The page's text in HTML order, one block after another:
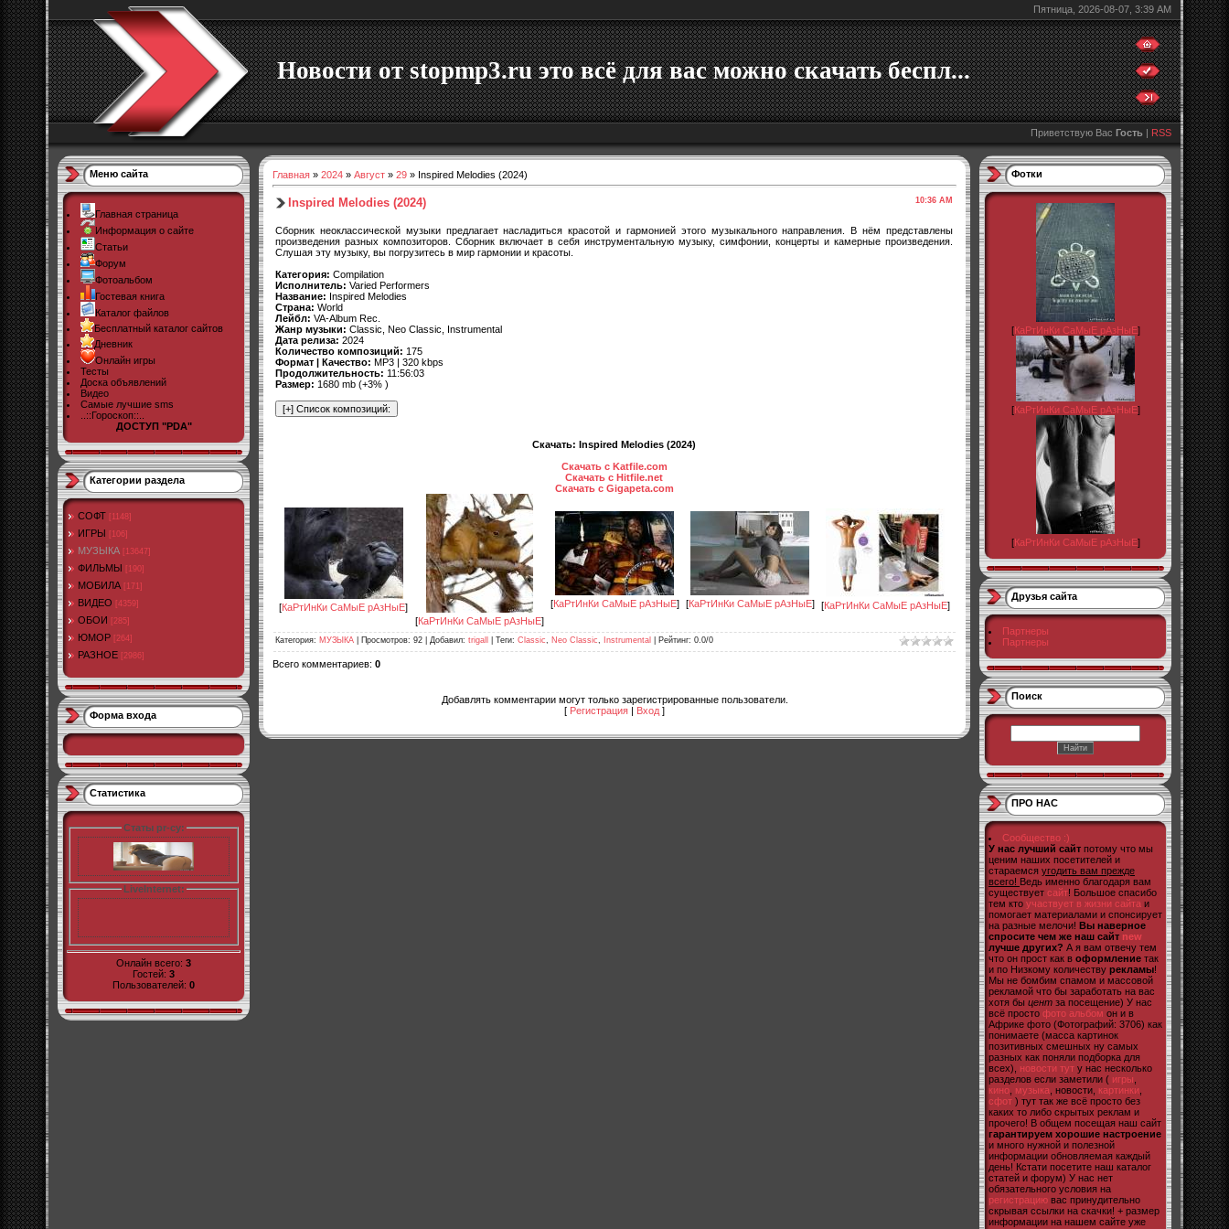
Пятница, 2026-08-07, 3:39 AM
Новости от stopmp3.ru это всё для вас можно скачать беспл...
Приветствую Вас Гость | RSS
Меню сайта
Главная страница
Информация о сайте
Статьи
Форум
Фотоальбом
Гостевая книга
Каталог файлов
Бесплатный каталог сайтов
Дневник
Онлайн игры
Тесты
Доска объявлений
Видео
Самые лучшие sms
..::Гороскоп::..
ДОСТУП "PDA"
Категории раздела
СОФТ [1148]
ИГРЫ [106]
МУЗЫКА [13647]
ФИЛЬМЫ [190]
МОБИЛА [171]
ВИДЕО [4359]
ОБОИ [285]
ЮМОР [264]
РАЗНОЕ [2986]
Форма входа
Статистика
Статы pr-cy:
LiveInternet:
Онлайн всего: 3
Гостей: 3
Пользователей: 0
Главная » 2024 » Август » 29 » Inspired Melodies (2024)
10:36 AM
Inspired Melodies (2024)
Сборник неоклассической музыки предлагает насладиться красотой и гармонией этого музыкального направления. В нём представлены
произведения разных композиторов. Сборник включает в себя инструментальную музыку, симфонии, концерты и камерные произведения.
Слушая эту музыку, вы погрузитесь в мир гармонии и красоты.
Категория: Compilation
Исполнитель: Varied Performers
Название: Inspired Melodies
Страна: World
Лейбл: VA-Album Rec.
Жанр музыки: Classic, Neo Classic, Instrumental
Дата релиза: 2024
Количество композиций: 175
Формат | Качество: MP3 | 320 kbps
Продолжительность: 11:56:03
Размер: 1680 mb (+3% )
Скачать: Inspired Melodies (2024)
Скачать с Katfile.com
Скачать с Hitfile.net
Скачать с Gigapeta.com
[КаРтИнКи СаМыЕ рАзНыЕ]
[КаРтИнКи СаМыЕ рАзНыЕ]
[КаРтИнКи СаМыЕ рАзНыЕ] [КаРтИнКи СаМыЕ рАзНыЕ] [КаРтИнКи СаМыЕ рАзНыЕ]
Категория: МУЗЫКА Просмотров: 92 | Добавил: trigall Теги: Classic Neo Classic Instrumental Рейтинг: 0.0/0
Всего комментариев: 0
Добавлять комментарии могут только зарегистрированные пользователи.
[ Регистрация | Вход ]
Фотки
[КаРтИнКи СаМыЕ рАзНыЕ]
[КаРтИнКи СаМыЕ рАзНыЕ]
[КаРтИнКи СаМыЕ рАзНыЕ]
Друзья сайта
Партнеры
Партнеры
Поиск
ПРО НАС
Сообщество :)
У нас лучший сайт потому что мы
ценим наших посетителей и
стараемся угодить вам прежде
всего! Ведь именно благодаря вам
существует сайт! Большое спасибо
тем кто участвует в жизни сайта и
помогает материалами и спонсирует
на разные мелочи! Вы наверное
спросите чем же наш сайт new
лучше других? А я вам отвечу тем
что он прост как в оформление так
и по Низкому количеству рекламы!
Мы не бомбим спамом и массовой
рекламой что бы заработать на вас
хотя бы цент за посещение) У нас
всё просто фото альбом он и в
Африке фото (Фотографий: 3706) как
понимаете (масса картинок
позитивных смешных ну самых
разных как поняли подборка для
всех), новости тут у нас несколько
разделов если заметили ( игры
кино музыка , новости, картинки
сфот ) тут так же всё просто без
каких то либо скрытых реклам и
прочего! В общем посещая наш сайт
гарантируем хорошие настроение
и много нужной и полезной
информации обновляемая каждый
день! Кстати посетите наш каталог
статей и форум) У нас нет
обязательного условия на
регистрацию вас принудительно
скрывая ссылки на скачки! + размер
информации на нашем сайте уже